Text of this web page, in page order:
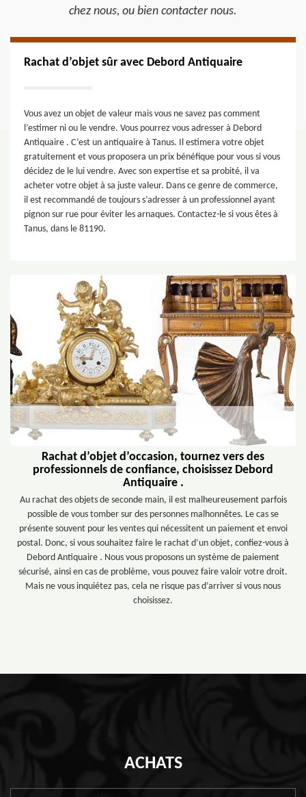
chez nous, ou bien contacter nous.
Rachat d’objet sûr avec Debord Antiquaire
Vous avez un objet de valeur mais vous ne savez pas comment
l’estimer ni ou le vendre. Vous pourrez vous adresser à Debord
Antiquaire . C’est un antiquaire à Tanus. Il estimera votre objet
gratuitement et vous proposera un prix bénéfique pour vous si vous
décidez de le lui vendre. Avec son expertise et sa probité, il va
acheter votre objet à sa juste valeur. Dans ce genre de commerce,
il est recommandé de toujours s’adresser à un professionnel ayant
pignon sur rue pour éviter les arnaques. Contactez-le si vous êtes à
Tanus, dans le 81190.
Rachat d’objet d’occasion, tournez vers des
professionnels de confiance, choisissez Debord
Antiquaire .
Au rachat des objets de seconde main, il est malheureusement parfois
possible de vous tomber sur des personnes malhonnêtes. Le cas se
présente souvent pour les ventes qui nécessitent un paiement et envoi
postal. Donc, si vous souhaitez faire le rachat d’un objet, confiez-vous à
Debord Antiquaire . Nous vous proposons un système de paiement
sécurisé, ainsi en cas de problème, vous pouvez faire valoir votre droit.
Mais ne vous inquiétez pas, cela ne risque pas d’arriver si vous nous
choisissez.
ACHATS